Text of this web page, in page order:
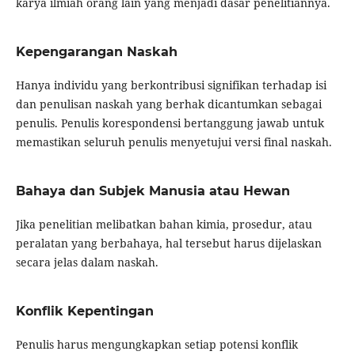
Kepengarangan Naskah
Hanya individu yang berkontribusi signifikan terhadap isi
dan penulisan naskah yang berhak dicantumkan sebagai
penulis. Penulis korespondensi bertanggung jawab untuk
memastikan seluruh penulis menyetujui versi final naskah.
Bahaya dan Subjek Manusia atau Hewan
Jika penelitian melibatkan bahan kimia, prosedur, atau
peralatan yang berbahaya, hal tersebut harus dijelaskan
secara jelas dalam naskah.
Konflik Kepentingan
Penulis harus mengungkapkan setiap potensi konflik